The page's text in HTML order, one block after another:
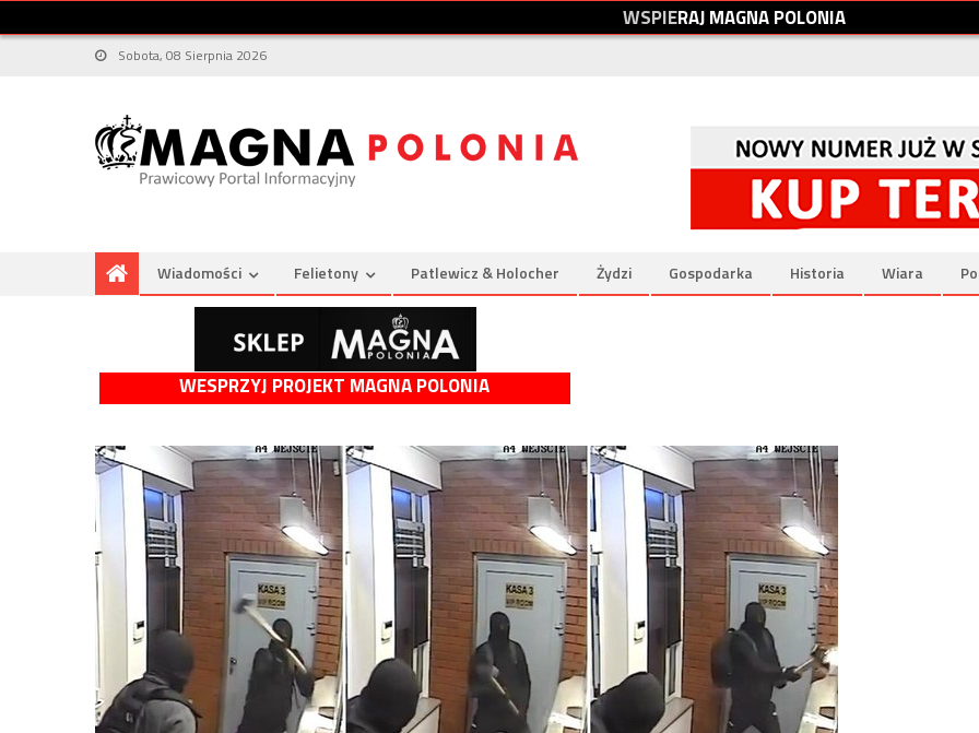
WSPIERAJMAGNAPOLONIA
Sobota, 08 Sierpnia 2026
Wiadomości Felietony Patlewicz & Holocher Żydzi Gospodarka Historia Wiara
WESPRZYJ PROJEKT MAGNA POLONIA